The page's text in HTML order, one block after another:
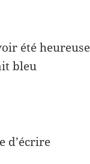
été heureuse
bleu
d’écrire